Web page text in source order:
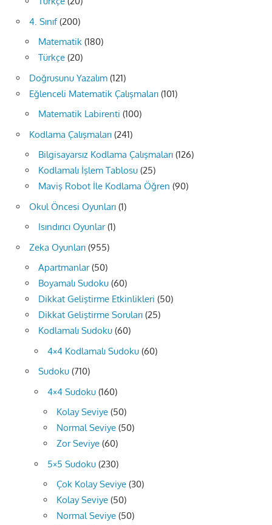
4. Sınıf(200)
Matematik (180)
Türkçe (20)
Doğrusunu Yazalım (121)
Eğlenceli Matematik Çalışmaları (101)
Matematik Labirenti (100)
Kodlama Çalışmaları (241)
Bilgisayarsız Kodlama Çalışmaları (126)
Kodlamalı İşlem Tablosu (25)
Maviş Robot İle Kodlama Öğren (90)
Okul Öncesi Oyunları (1)
Isındırıcı Oyunlar(1)
Zeka Oyunları (955)
Apartmanlar(50)
Boyamalı Sudoku (60)
Dikkat Geliştirme Etkinlikleri (50)
Dikkat Geliştirme Soruları (25)
Kodlamalı Sudoku (60)
4×4 Kodlamalı Sudoku (60)
Sudoku (710)
4×4 Sudoku (160)
Kolay Seviye (50)
Normal Seviye (50)
Zor Seviye (60)
5×5 Sudoku (230)
Çok Kolay Seviye (30)
Kolay Seviye (50)
Normal Seviye (50)